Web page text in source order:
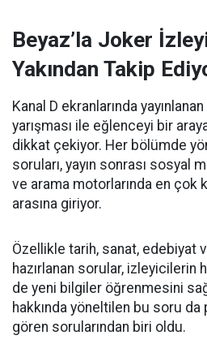
Beyaz’la Joker
Yakından Takip
Kanal D ekranlarında yayınlanan
yarışması ile eğlenceyi bir
dikkat çekiyor. Her bölümde
soruları, yayın sonrası sosyal
ve arama motorlarında en çok
arasına giriyor.
Özellikle tarih, sanat, edebiyat
hazırlanan sorular, izleyicilerin
de yeni bilgiler öğrenmesini
hakkında yöneltilen bu soru da
gören sorularından biri oldu.